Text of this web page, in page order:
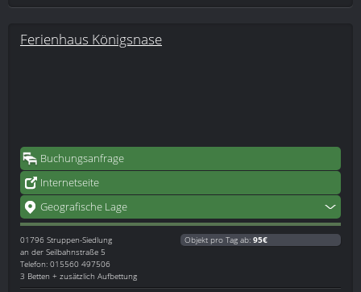
Ferienhaus Königsnase
Buchungsanfrage
Internetseite
Geografische Lage
01796 Struppen-Siedlung
an der Seilbahnstraße 5
Telefon: 015560 497506
3 Betten + zusätzlich Aufbettung
Objekt pro Tag ab: 95€